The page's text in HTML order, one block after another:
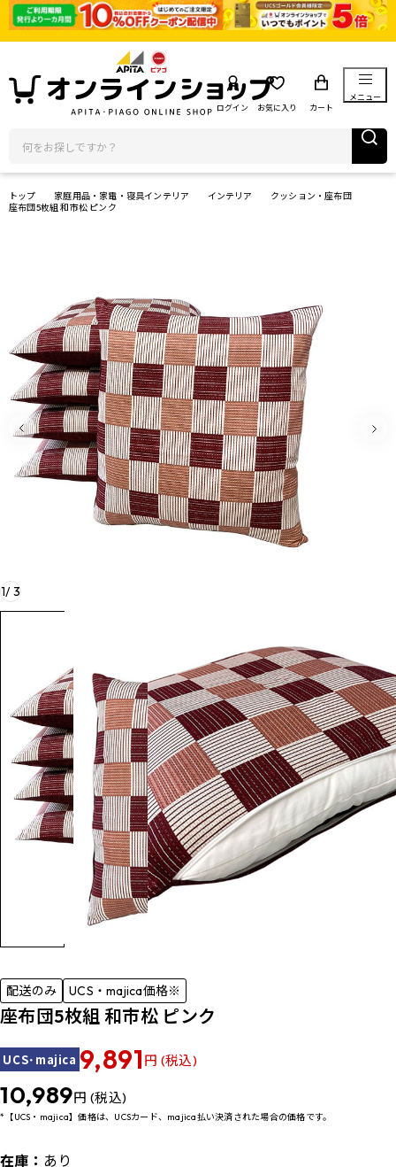
ログイン お気に入り カート
メニュー
トップ 家庭用品・家電・寝具インテリア インテリア
クッション・座布団
座布団5枚組 和市松 ピンク
1/3
配送のみ UCS・majica価格※
座布団5枚組 和市松 ピンク
UCS･majica 9,891 円 (税込)
10,989円 (税込)
*【UCS・majica】価格は、UCSカード、majica払い決済された場合の価格です。
在庫： あり